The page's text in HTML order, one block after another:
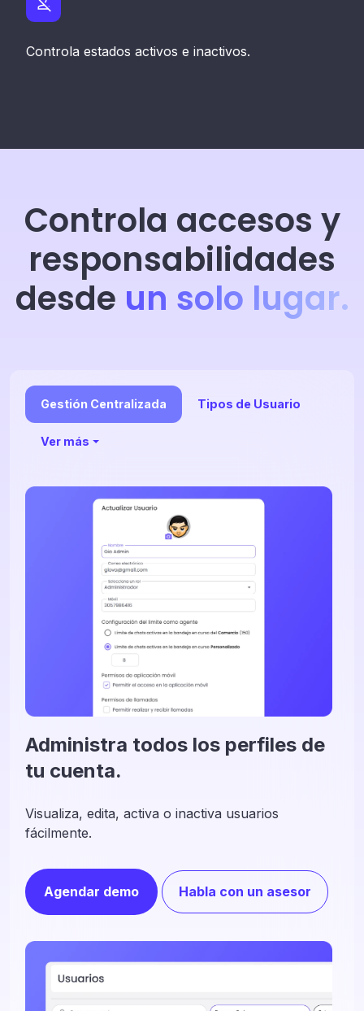
Controla estados activos e inactivos.
Controla accesos y
responsabilidades
desde un solo lugar.
Gestión Centralizada Tipos de Usuario
Ver más
Administra todos los perfiles de
tu cuenta.
Visualiza, edita, activa o inactiva usuarios
fácilmente.
Agendar demo Habla con un asesor